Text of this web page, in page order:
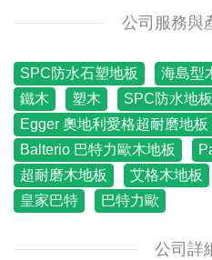
公司服務與
SPC防水石塑地板 海島型
鐵木
塑木
SPC防水地板
Egger 奧地利愛格超耐磨地板
Balterio 巴特力歐木地板
超耐磨木地板
艾格木地板
皇家巴特
巴特力歐
公司詳